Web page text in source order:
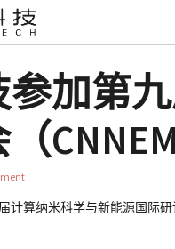
加第
CNNEM
计算纳米科学与新能源国